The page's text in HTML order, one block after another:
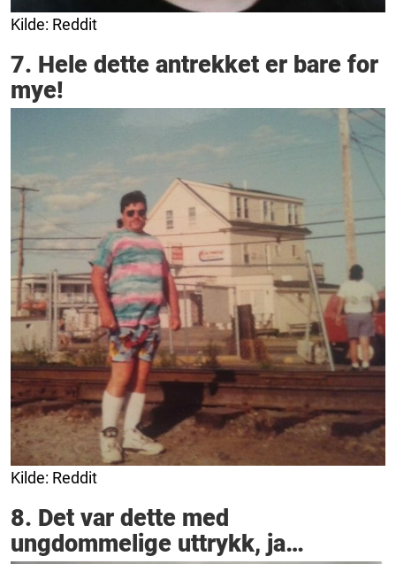
Kilde: Reddit
7. Hele dette antrekket er bare for
mye!
Kilde: Reddit
8. Det var dette med
ungdommelige uttrykk, ja…